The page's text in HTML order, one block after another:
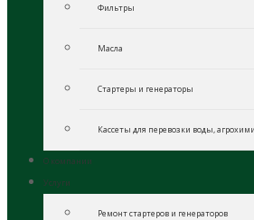
Фильтры
Масла
Стартеры и генераторы
Кассеты для перевозки воды,
О компании
Услуги
Ремонт стартеров и генераторов